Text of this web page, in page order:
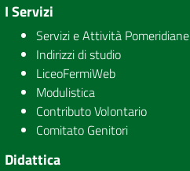
I Servizi
Servizi e Attività Pomeridiane
Indirizzi di studio
LiceoFermiWeb
Modulistica
Contributo Volontario
Comitato Genitori
Didattica